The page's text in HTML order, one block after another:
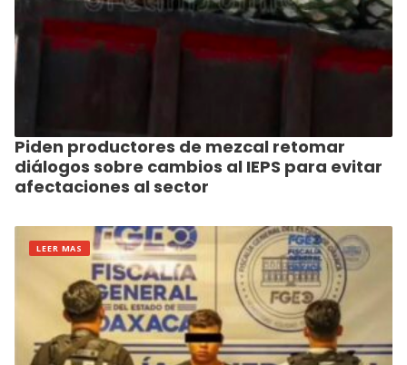
Piden productores de mezcal retomar
diálogos sobre cambios al IEPS para evitar
afectaciones al sector
LEER MAS